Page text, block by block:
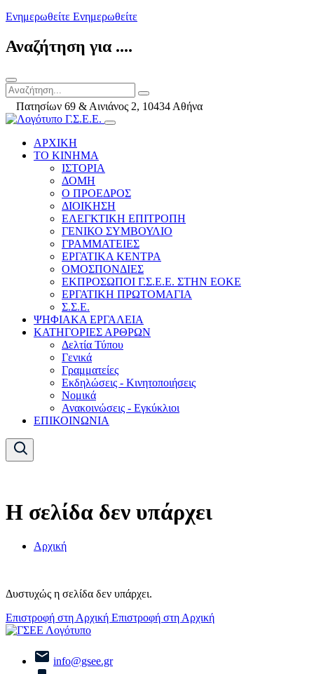
Ενημερωθείτε Ενημερωθείτε
Αναζήτηση για ....
Πατησίων 69 & Αινιάνος 2, 10434 Αθήνα
ΑΡΧΙΚΗ
ΤΟ ΚΙΝΗΜΑ
ΙΣΤΟΡΙΑ
ΔΟΜΗ
Ο ΠΡΟΕΔΡΟΣ
ΔΙΟΙΚΗΣΗ
ΕΛΕΓΚΤΙΚΗ ΕΠΙΤΡΟΠΗ
ΓΕΝΙΚΟ ΣΥΜΒΟΥΛΙΟ
ΓΡΑΜΜΑΤΕΙΕΣ
ΕΡΓΑΤΙΚΑ ΚΕΝΤΡΑ
ΟΜΟΣΠΟΝΔΙΕΣ
ΕΚΠΡΟΣΩΠΟΙ Γ.Σ.Ε.Ε. ΣΤΗΝ ΕΟΚΕ
ΕΡΓΑΤΙΚΗ ΠΡΩΤΟΜΑΓΙΑ
Σ.Σ.Ε.
ΨΗΦΙΑΚΑ ΕΡΓΑΛΕΙΑ
ΚΑΤΗΓΟΡΙΕΣ ΑΡΘΡΩΝ
Δελτία Τύπου
Γενικά
Γραμματείες
Εκδηλώσεις - Κινητοποιήσεις
Νομικά
Ανακοινώσεις - Εγκύκλιοι
ΕΠΙΚΟΙΝΩΝΙΑ
Η σελίδα δεν υπάρχει
Αρχική
Δυστυχώς η σελίδα δεν υπάρχει.
Επιστροφή στη Αρχική Επιστροφή στη Αρχική
info@gsee.gr